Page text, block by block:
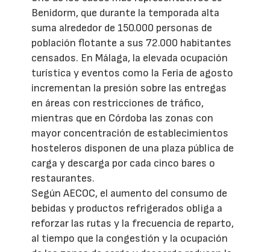
Benidorm, que durante la temporada alta
suma alrededor de 150.000 personas de
población flotante a sus 72.000 habitantes
censados. En Málaga, la elevada ocupación
turística y eventos como la Feria de agosto
incrementan la presión sobre las entregas
en áreas con restricciones de tráfico,
mientras que en Córdoba las zonas con
mayor concentración de establecimientos
hosteleros disponen de una plaza pública de
carga y descarga por cada cinco bares o
restaurantes.
Según AECOC, el aumento del consumo de
bebidas y productos refrigerados obliga a
reforzar las rutas y la frecuencia de reparto,
al tiempo que la congestión y la ocupación